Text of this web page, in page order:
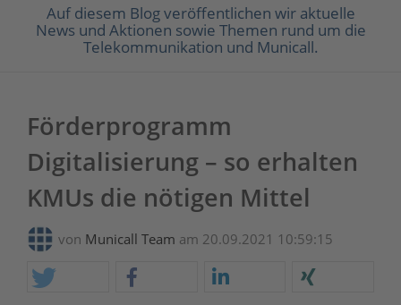
Auf diesem Blog veröffentlichen wir aktuelle
News und Aktionen sowie Themen rund um die
Telekommunikation und Municall.
Förderprogramm
Digitalisierung – so erhalten
KMUs die nötigen Mittel
von Municall Team am 20.09.2021 10:59:15